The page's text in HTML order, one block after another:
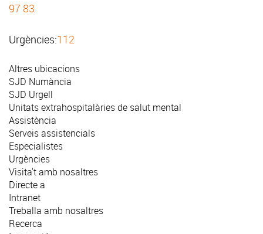
97 83
Urgències:112
Altres ubicacions
SJD Numància
SJD Urgell
Unitats extrahospitalàries de salut mental
Assistència
Serveis assistencials
Especialistes
Urgències
Visita't amb nosaltres
Directe a
Intranet
Treballa amb nosaltres
Recerca